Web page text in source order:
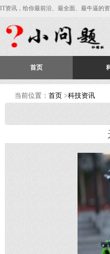
IT资讯，给你最前沿、最全面、最牛逼的资
首页
当前位置： 首页 >科技资讯